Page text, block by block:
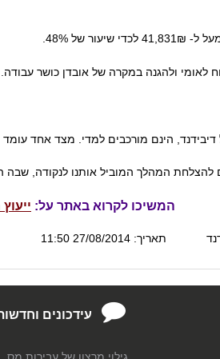
של 48%.
לאומי ולהגנה במקרה של אובדן כושר עבודה.
הינם מורכבים למדי. מצד אחד עומד
להצלחת המהלך המוביל אותנו לנקודה, שבה
המשיכו לקרוא באתר על:
תאריך: 27/08/2014 11:50
עידכונים